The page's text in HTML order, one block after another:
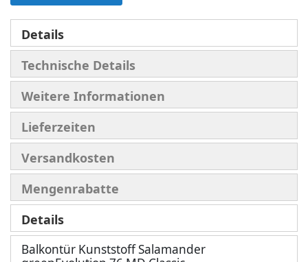
Details
Technische Details
Weitere Informationen
Lieferzeiten
Versandkosten
Mengenrabatte
Details
Balkontür Kunststoff Salamander